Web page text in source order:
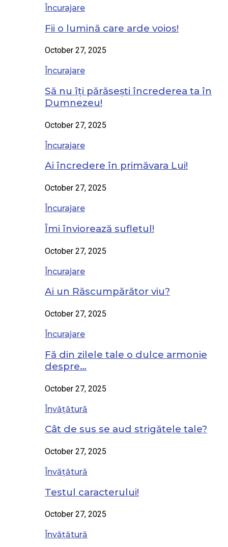
Încurajare
Fii o lumină care arde voios!
October 27, 2025
Încurajare
Să nu îți părăsești încrederea ta în
Dumnezeu!
October 27, 2025
Încurajare
Ai încredere în primăvara Lui!
October 27, 2025
Încurajare
Îmi înviorează sufletul!
October 27, 2025
Încurajare
Ai un Răscumpărător viu?
October 27, 2025
Încurajare
Fă din zilele tale o dulce armonie
despre…
October 27, 2025
Învățătură
Cât de sus se aud strigătele tale?
October 27, 2025
Învățătură
Testul caracterului!
October 27, 2025
Învățătură